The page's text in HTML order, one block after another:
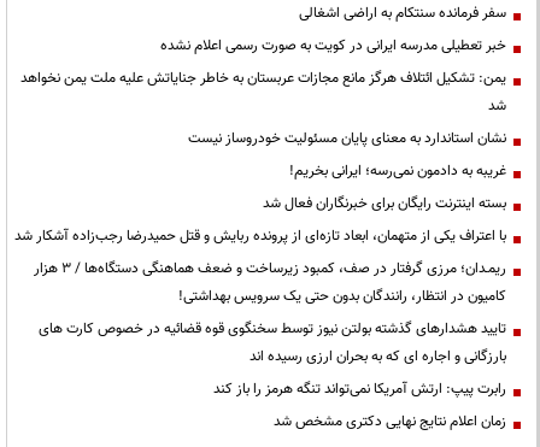
سفر فرمانده سنتکام به اراضی اشغالی
خبر تعطیلی مدرسه ایرانی در کویت به صورت رسمی اعلام نشده
یمن: تشکیل ائتلاف هرگز مانع مجازات عربستان به خاطر جنایاتش علیه ملت یمن نخواهد
شد
نشان استاندارد به معنای پایان مسئولیت خودروساز نیست
غریبه به دادمون نمی‌رسه؛ ایرانی بخریم!
بسته اینترنت رایگان برای خبرنگاران فعال شد
با اعتراف یکی از متهمان، ابعاد تازه‌ای از پرونده ربایش و قتل حمیدرضا رجب‌زاده آشکار شد
ریمـدان؛ مرزی گرفتار در صف، کمبود زیرساخت و ضعف هماهنگی دستگاه‌ها / ۳ هزار
کامیون در انتظار، رانندگان بدون حتی یک سرویس بهداشتی!
تایید هشدارهای گذشته بولتن نیوز توسط سخنگوی قوه قضائیه در خصوص کارت های
بارزگانی و اجاره ای که به بحران ارزی رسیده اند
رابرت پیپ: ارتش آمریکا نمی‌تواند تنگه هرمز را باز کند
زمان اعلام نتایج نهایی دکتری مشخص شد